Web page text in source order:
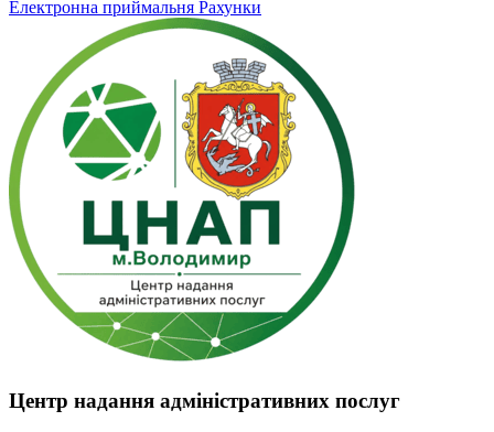
Електронна приймальня Рахунки
Центр надання адміністративних послуг